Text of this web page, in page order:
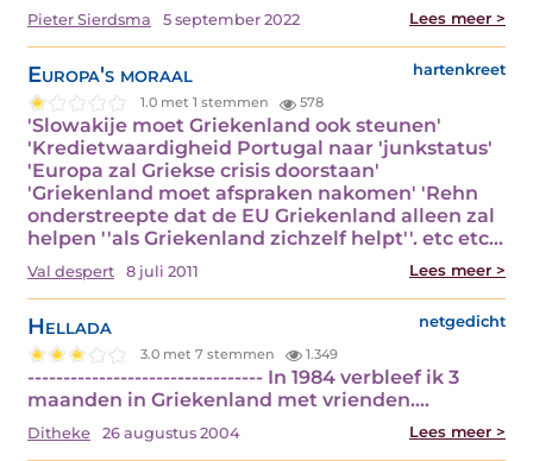
Pieter Sierdsma 5 september 2022 Lees meer >
Europa's moraal hartenkreet
1.0 met 1 stemmen 578
'Slowakije moet Griekenland ook steunen'
'Kredietwaardigheid Portugal naar 'junkstatus'
'Europa zal Griekse crisis doorstaan'
'Griekenland moet afspraken nakomen' 'Rehn
onderstreepte dat de EU Griekenland alleen zal
helpen ''als Griekenland zichzelf helpt''. etc etc…
Val despert 8 juli 2011 Lees meer >
Hellada netgedicht
3.0 met 7 stemmen 1.349
--------------------------------- In 1984 verbleef ik 3
maanden in Griekenland met vrienden.…
Ditheke 26 augustus 2004 Lees meer >